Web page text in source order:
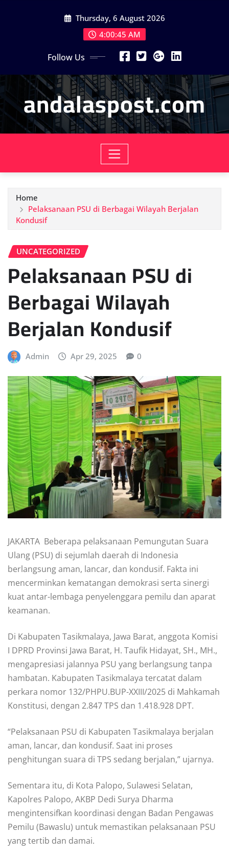
Thursday, 6 August 2026
4:00:47 AM
Follow Us
andalaspost.com
Home
Pelaksanaan PSU di Berbagai Wilayah Berjalan
Kondusif
UNCATEGORIZED
Pelaksanaan PSU di
Berbagai Wilayah
Berjalan Kondusif
Admin Apr 29, 2025 0
JAKARTA  Beberapa pelaksanaan Pemungutan Suara
Ulang (PSU) di sejumlah daerah di Indonesia
berlangsung aman, lancar, dan kondusif. Fakta ini
mencerminkan kematangan demokrasi serta sinergi
kuat antar-lembaga penyelenggara pemilu dan aparat
keamanan.
Di Kabupaten Tasikmalaya, Jawa Barat, anggota Komisi
I DPRD Provinsi Jawa Barat, H. Taufik Hidayat, SH., MH.,
mengapresiasi jalannya PSU yang berlangsung tanpa
hambatan. Kabupaten Tasikmalaya tercatat dalam
perkara nomor 132/PHPU.BUP-XXIII/2025 di Mahkamah
Konstitusi, dengan 2.847 TPS dan 1.418.928 DPT.
“Pelaksanaan PSU di Kabupaten Tasikmalaya berjalan
aman, lancar, dan kondusif. Saat ini proses
penghitungan suara di TPS sedang berjalan,” ujarnya.
Sementara itu, di Kota Palopo, Sulawesi Selatan,
Kapolres Palopo, AKBP Dedi Surya Dharma
mengintensifkan koordinasi dengan Badan Pengawas
Pemilu (Bawaslu) untuk memastikan pelaksanaan PSU
yang tertib dan damai.